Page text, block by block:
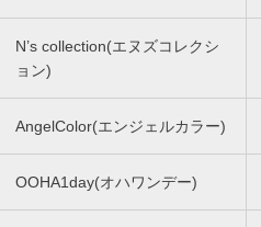
N’s collection(エヌズコレクシ
ョン)
AngelColor(エンジェルカラー)
OOHA1day(オハワンデー)